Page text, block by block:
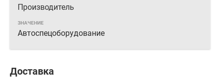
Производитель
Автоспецоборудование
Доставка